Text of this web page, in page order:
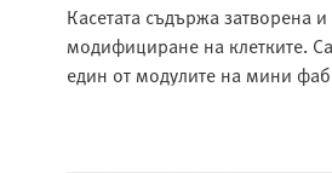
Касетата съдържа затворена
модифициране на клетките.
един от модулите на мини